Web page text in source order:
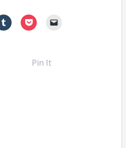
Pin It